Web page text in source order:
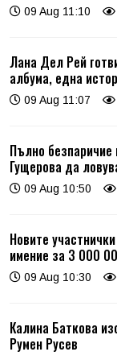
09 Aug 11:10
Лана Дел Рей
албума, една
09 Aug 11:07
Пълно
Гущерова да
09 Aug 10:50
Новите
имение за 3 000
09 Aug 10:30
Калина Баткова
Румен Русев